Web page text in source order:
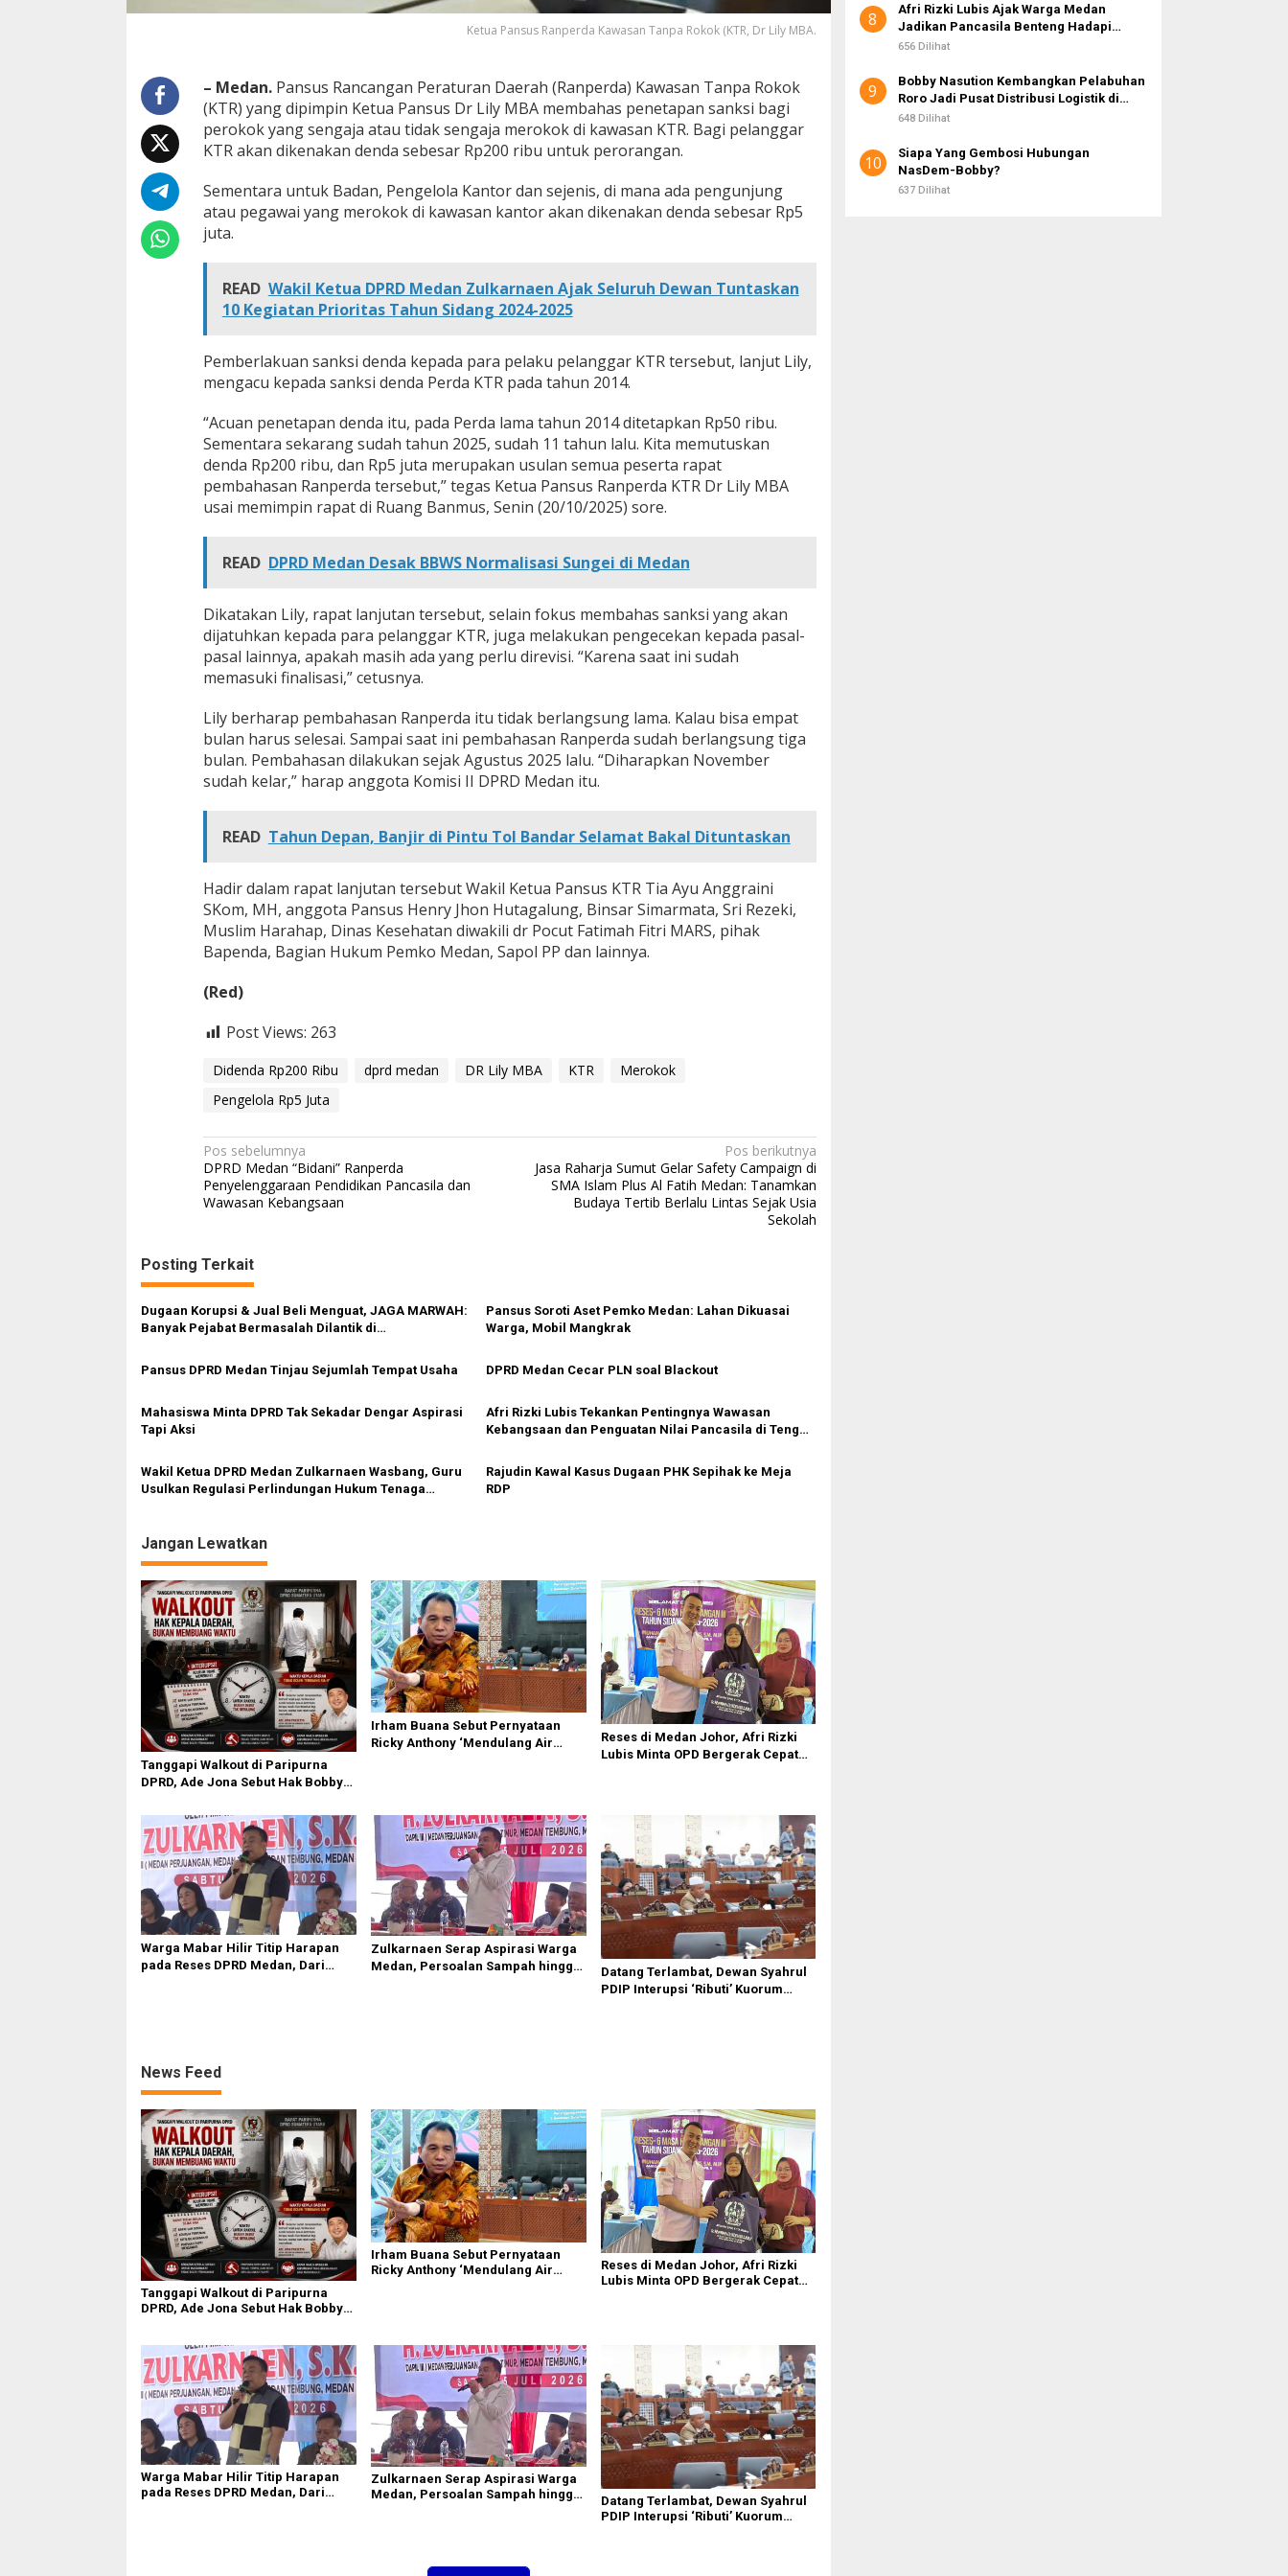
l
p
5
J
u
Ketua Pansus Ranperda Kawasan Tanpa Rokok (KTR, Dr Lily MBA.
– Medan.Pansus Rancangan Peraturan Daerah (Ranperda) Kawasan Tanpa Rokok
(KTR) yang dipimpin Ketua Pansus Dr Lily MBA membahas penetapan sanksi bagi
perokok yang sengaja atau tidak sengaja merokok di kawasan KTR. Bagi pelanggar
KTR akan dikenakan denda sebesar Rp200 ribu untuk perorangan.
Sementara untuk Badan, Pengelola Kantor dan sejenis, di mana ada pengunjung
atau pegawai yang merokok di kawasan kantor akan dikenakan denda sebesar Rp5
juta.
READ Wakil Ketua DPRD Medan Zulkarnaen Ajak Seluruh Dewan Tuntaskan
10 Kegiatan Prioritas Tahun Sidang 2024-2025
Pemberlakuan sanksi denda kepada para pelaku pelanggar KTR tersebut, lanjut Lily,
mengacu kepada sanksi denda Perda KTR pada tahun 2014.
“Acuan penetapan denda itu, pada Perda lama tahun 2014 ditetapkan Rp50 ribu.
Sementara sekarang sudah tahun 2025, sudah 11 tahun lalu. Kita memutuskan
denda Rp200 ribu, dan Rp5 juta merupakan usulan semua peserta rapat
pembahasan Ranperda tersebut,” tegas Ketua Pansus Ranperda KTR Dr Lily MBA
usai memimpin rapat di Ruang Banmus, Senin (20/10/2025) sore.
READ DPRD Medan Desak BBWS Normalisasi Sungei di Medan
Dikatakan Lily, rapat lanjutan tersebut, selain fokus membahas sanksi yang akan
dijatuhkan kepada para pelanggar KTR, juga melakukan pengecekan kepada pasal-
pasal lainnya, apakah masih ada yang perlu direvisi. “Karena saat ini sudah
memasuki finalisasi,” cetusnya.
Lily berharap pembahasan Ranperda itu tidak berlangsung lama. Kalau bisa empat
bulan harus selesai. Sampai saat ini pembahasan Ranperda sudah berlangsung tiga
bulan. Pembahasan dilakukan sejak Agustus 2025 lalu. “Diharapkan November
sudah kelar,” harap anggota Komisi II DPRD Medan itu.
READ Tahun Depan, Banjir di Pintu Tol Bandar Selamat Bakal Dituntaskan
Hadir dalam rapat lanjutan tersebut Wakil Ketua Pansus KTR Tia Ayu Anggraini
SKom, MH, anggota Pansus Henry Jhon Hutagalung, Binsar Simarmata, Sri Rezeki,
Muslim Harahap, Dinas Kesehatan diwakili dr Pocut Fatimah Fitri MARS, pihak
Bapenda, Bagian Hukum Pemko Medan, Sapol PP dan lainnya.
(Red)
Post Views: 263
Didenda Rp200 Ribu dprd medan DR Lily MBA KTR
Merokok
Pengelola Rp5 Juta
N
a
v
g
a
s
i
p
s
Pos sebelumnya
DPRD Medan “Bidani” Ranperda
Penyelenggaraan Pendidikan Pancasila dan
Wawasan Kebangsaan
Pos berikutnya
Jasa Raharja Sumut Gelar Safety Campaign di
SMA Islam Plus Al Fatih Medan: Tanamkan
Budaya Tertib Berlalu Lintas Sejak Usia
Sekolah
Posting Terkait
Dugaan Korupsi & Jual Beli Menguat, JAGA MARWAH:
Banyak Pejabat Bermasalah Dilantik di
Pansus Soroti Aset Pemko Medan: Lahan Dikuasai
Warga, Mobil Mangkrak
Pansus DPRD Medan Tinjau Sejumlah Tempat Usaha DPRD Medan Cecar PLN soal Blackout
Mahasiswa Minta DPRD Tak Sekadar Dengar Aspirasi
Tapi Aksi
Afri Rizki Lubis Tekankan Pentingnya Wawasan
Kebangsaan dan Penguatan Nilai Pancasila di Tengah
Wakil Ketua DPRD Medan Zulkarnaen Wasbang, Guru
Usulkan Regulasi Perlindungan Hukum Tenaga
Rajudin Kawal Kasus Dugaan PHK Sepihak ke Meja
RDP
Jangan Lewatkan
Tanggapi Walkout di Paripurna
DPRD, Ade Jona Sebut Hak Bobby
Irham Buana Sebut Pernyataan
Ricky Anthony ‘Mendulang Air
Reses di Medan Johor, Afri Rizki
Lubis Minta OPD Bergerak Cepat
Warga Mabar Hilir Titip Harapan
pada Reses DPRD Medan, Dari
Zulkarnaen Serap Aspirasi Warga
Medan, Persoalan Sampah hingga
Datang Terlambat, Dewan Syahrul
PDIP Interupsi ‘Ributi’ Kuorum
News Feed
Tanggapi Walkout di Paripurna
DPRD, Ade Jona Sebut Hak Bobby
Irham Buana Sebut Pernyataan
Ricky Anthony ‘Mendulang Air
Reses di Medan Johor, Afri Rizki
Lubis Minta OPD Bergerak Cepat
Warga Mabar Hilir Titip Harapan
pada Reses DPRD Medan, Dari
Zulkarnaen Serap Aspirasi Warga
Medan, Persoalan Sampah hingga
Datang Terlambat, Dewan Syahrul
PDIP Interupsi ‘Ributi’ Kuorum
8
Afri Rizki Lubis Ajak Warga Medan
Jadikan Pancasila Benteng Hadapi
Hoaks dan Perpecahan di Era Digital
656 Dilihat
9
Bobby Nasution Kembangkan Pelabuhan
Roro Jadi Pusat Distribusi Logistik di
Kepulauan Nias
648 Dilihat
10
Siapa Yang Gembosi Hubungan
NasDem-Bobby?
637 Dilihat